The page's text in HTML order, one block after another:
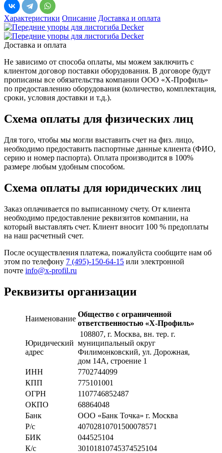
Характеристики Описание Доставка и оплата
Доставка и оплата
Не зависимо от способа оплаты, мы можем заключить с
клиентом договор поставки оборудования. В договоре будут
прописаны все обязательства компании ООО «Х-Профиль»
по предоставлению оборудования (количество, комплектация,
сроки, условия доставки и т.д.).
Схема оплаты для физических лиц
Для того, чтобы мы могли выставить счет на физ. лицо,
необходимо предоставить паспортные данные клиента (ФИО,
серию и номер паспорта). Оплата производится в 100%
размере любым удобным способом.
Схема оплаты для юридических лиц
Заказ оплачивается по выписанному счету. От клиента
необходимо предоставление реквизитов компании, на
который выставлять счет. Клиент вносит 100 % предоплаты
на наш расчетный счет.
После осуществления платежа, пожалуйста сообщите нам об
этом по телефону 7 (495)-150-64-15 или электронной
почте info@x-profil.ru
Реквизиты организации
Наименование
Общество с ограниченной
ответственностью «Х-Профиль»
Юридический
адрес
108807, г. Москва, вн. тер. г.
муниципальный округ
Филимонковский, ул. Дорожная,
дом 14А, строение 1
ИНН
7702744099
КПП
775101001
ОГРН
1107746852487
ОКПО
68864048
Банк
ООО «Банк Точка» г. Москва
Р/с
40702810701500078571
БИК
044525104
К/с
30101810745374525104